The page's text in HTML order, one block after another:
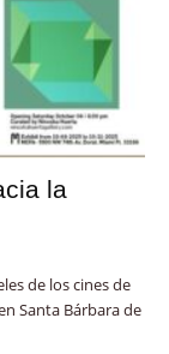
la
de los cines de
Santa Bárbara de